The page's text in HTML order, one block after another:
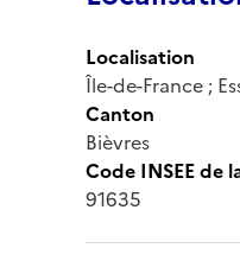
Localisation
Île-de-France ;
Canton
Bièvres
Code INSEE de
91635